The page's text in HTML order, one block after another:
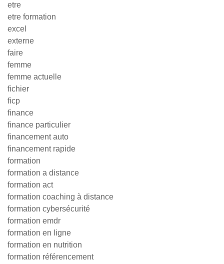
etre
etre formation
excel
externe
faire
femme
femme actuelle
fichier
ficp
finance
finance particulier
financement auto
financement rapide
formation
formation a distance
formation act
formation coaching à distance
formation cybersécurité
formation emdr
formation en ligne
formation en nutrition
formation référencement